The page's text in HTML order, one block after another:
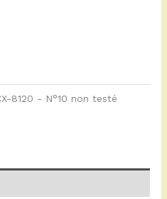
8120 - N°10 non testé